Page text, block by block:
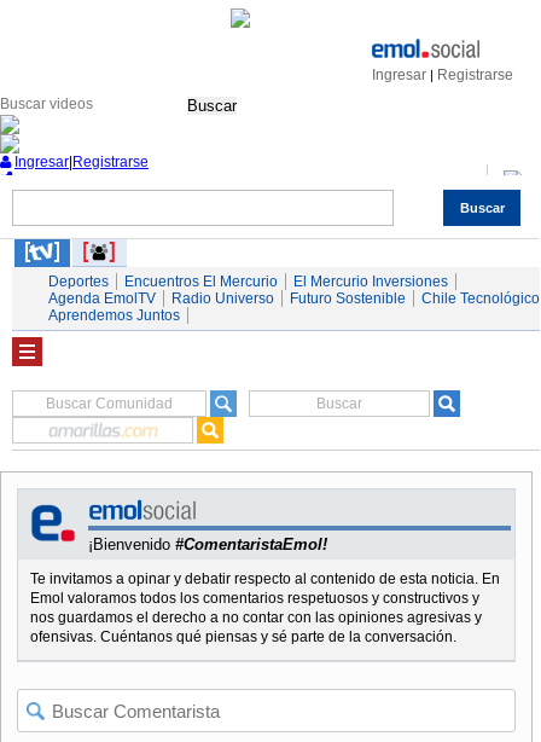
Ingresar | Registrarse
Buscar
Buscar
Ingresar Registrarse
Servicios
Deportes Encuentros El Mercurio
El Mercurio Inversiones
Agenda EmolTV
Radio Universo Futuro Sostenible
Chile Tecnológico
Aprendemos Juntos
¡Bienvenido #ComentaristaEmol!
Te invitamos a opinar y debatir respecto al contenido de esta noticia. En
Emol valoramos todos los comentarios respetuosos y constructivos y
nos guardamos el derecho a no contar con las opiniones agresivas y
ofensivas. Cuéntanos qué piensas y sé parte de la conversación.